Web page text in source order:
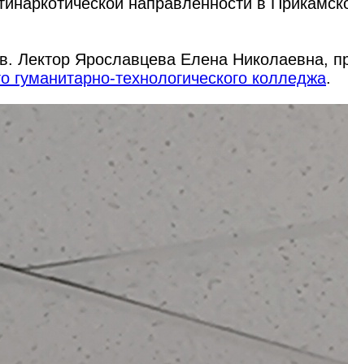
Лектор Ярославцева Елена Николаевна,
гуманитарно-технологического колледжа.